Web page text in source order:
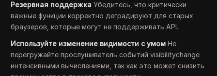
Резервная поддержкаУбедитесь, что критически
важные функции корректно деградируют для старых
браузеров, которые могут не поддерживать API.
Используйте изменение видимости с умомНе
перегружайте прослушиватель событий visibilitychange
интенсивными вычислениями, так как это может снизить